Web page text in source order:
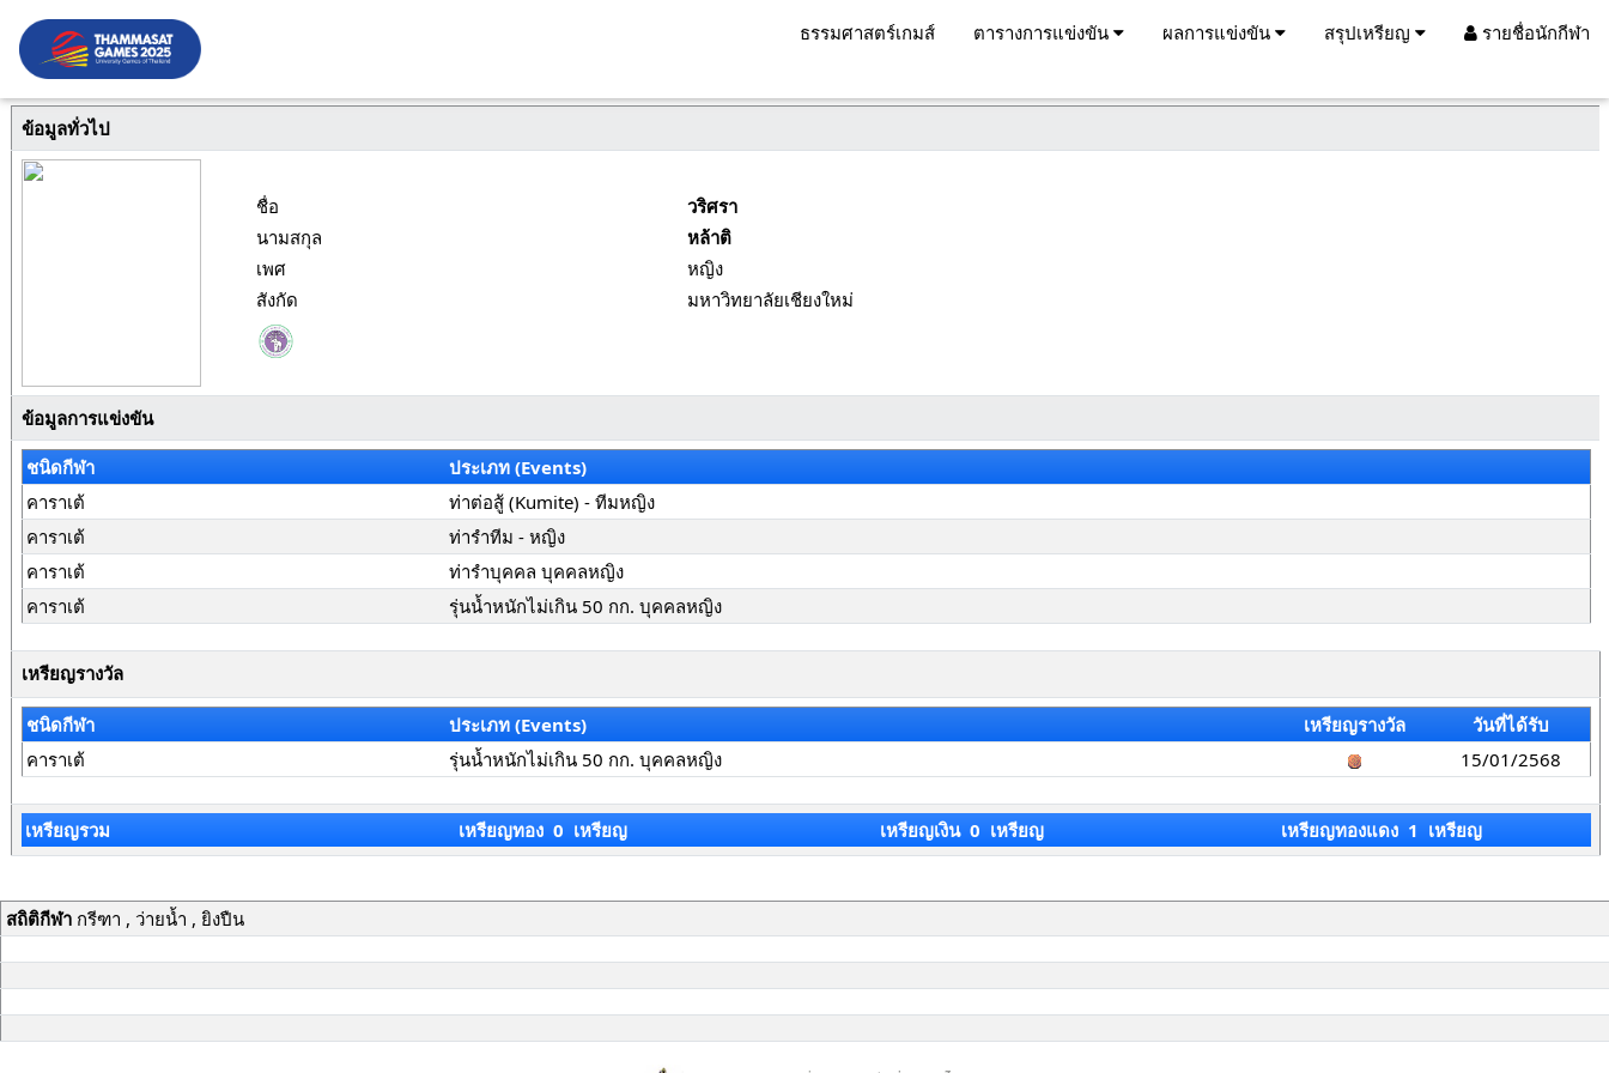
ธรรมศาสตร์เกมส์ ตารางการแข่งขัน ผลการแข่งขัน สรุปเหรียญ รายชื่อนักกีฬา
ข้อมูลทั่วไป
ชื่อ
วริศรา
นามสกุล
หล้าติ
เพศ
หญิง
สังกัด
มหาวิทยาลัยเชียงใหม่
ข้อมูลการแข่งขัน
ชนิดกีฬา
ประเภท (Events)
คาราเต้
ท่าต่อสู้ (Kumite) - ทีมหญิง
คาราเต้
ท่ารำทีม - หญิง
คาราเต้
ท่ารำบุคคล บุคคลหญิง
คาราเต้
รุ่นน้ำหนักไม่เกิน 50 กก. บุคคลหญิง
เหรียญรางวัล
ชนิดกีฬา ประเภท (Events) เหรียญรางวัล
วันที่ได้รับ
คาราเต้
รุ่นน้ำหนักไม่เกิน 50 กก. บุคคลหญิง 15/01/2568
เหรียญรวม เหรียญทอง 0 เหรียญ เหรียญเงิน 0 เหรียญ เหรียญทองแดง 1 เหรียญ
สถิติกีฬากรีฑา , ว่ายน้ำ , ยิงปืน